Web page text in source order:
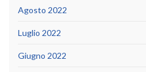
Agosto 2022
Luglio 2022
Giugno 2022